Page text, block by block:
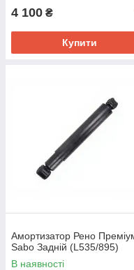
4 100 ₴
Купити
Амортизатор Рено
Sabo Задній (L535/895)
В наявності